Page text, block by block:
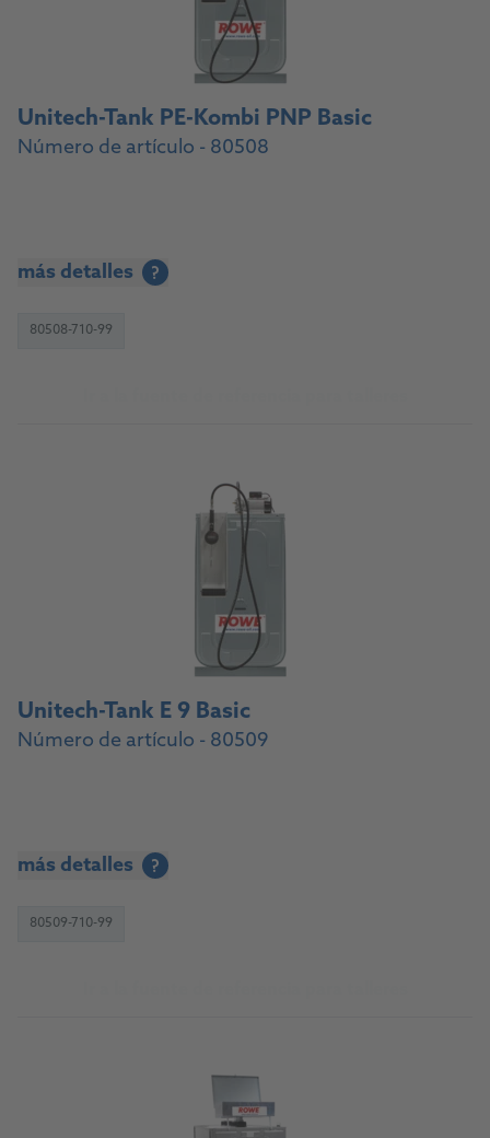
Unitech-Tank PE-Kombi PNP Basic
Número de artículo - 80508
más detalles ?
80508-710-99
Unitech-Tank E 9 Basic
Número de artículo - 80509
más detalles ?
80509-710-99